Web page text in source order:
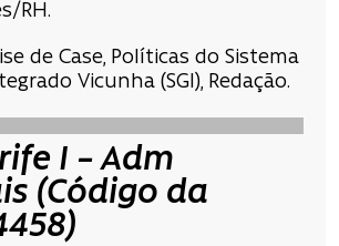
RH.
de Case, Políticas do Sistema
Vicunha (SGI), Redação.
I – Adm
(Código da